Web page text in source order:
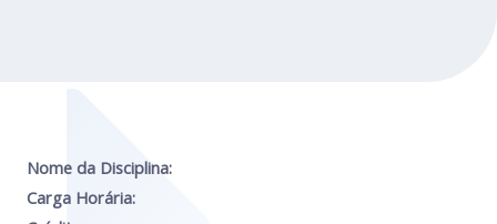
Nome da Disciplina:
Carga Horária: